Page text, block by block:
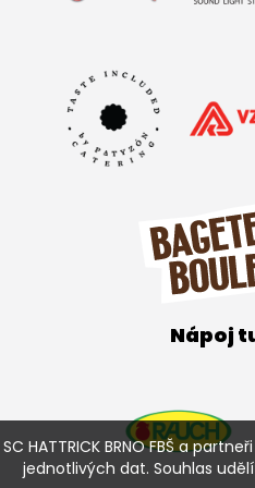
SC HATTRICK BRNO FBŠ a
jednotlivých dat. Souhlas
Nápoj